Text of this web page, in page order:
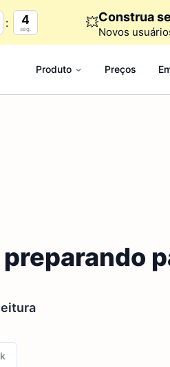
3
seg. 💥Construa
Novos
Produto Preços